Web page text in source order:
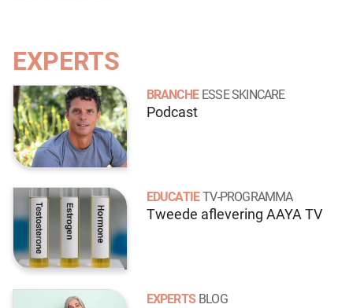
EXPERTS
BRANCHE ESSE SKINCARE
Podcast
EDUCATIE TV-PROGRAMMA
Tweede aflevering AAYA TV
EXPERTS BLOG